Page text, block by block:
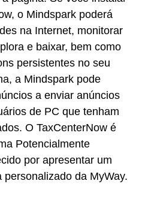
o Mindspark poderá
na Internet, monitorar
e baixar, bem como
persistentes no seu
a Mindspark pode
a enviar anúncios
de PC que tenham
O TaxCenterNow é
Potencialmente
por apresentar um
da MyWay.